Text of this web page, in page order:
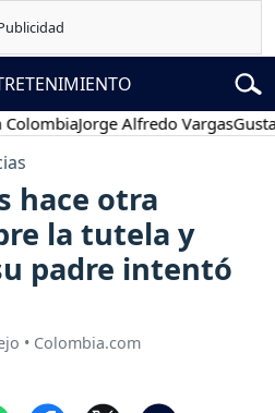
Jorge Alfredo VargasGustavo
hace otra
la tutela y
padre intentó
• Colombia.com